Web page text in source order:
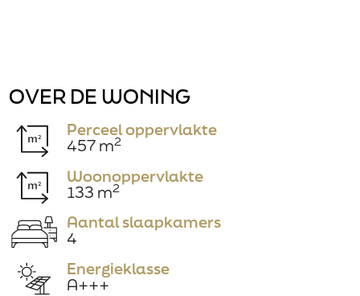
Postcode
Huisnummer
Huisnr. toevoeging
OVER DE WONING
Perceel oppervlakte
457 m2
Woonoppervlakte
133 m2
Aantal slaapkamers
4
Energieklasse
A+++